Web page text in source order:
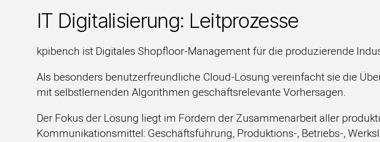
IT Digitalisierung: Leitprozesse
kpibench ist Digitales Shopfloor-Management für die produzierende
Als besonders benutzerfreundliche Cloud-Lösung vereinfacht sie die
mit selbstlernenden Algorithmen geschäftsrelevante Vorhersagen.
Der Fokus der Lösung liegt im Fördern der Zusammenarbeit aller
Kommunikationsmittel: Geschäftsführung, Produktions-, Betriebs-,